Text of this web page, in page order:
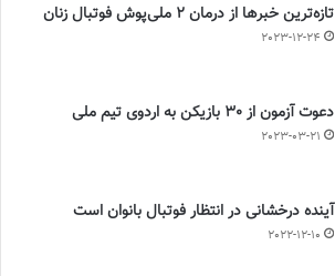
تازه‌ترین خبرها از درمان ۲ ملی‌پوش فوتبال زنان
2023-12-24
دعوت آزمون از 30 بازیکن به اردوی تیم ملی
2023-03-21
آینده درخشانی در انتظار فوتبال بانوان است
2022-12-10